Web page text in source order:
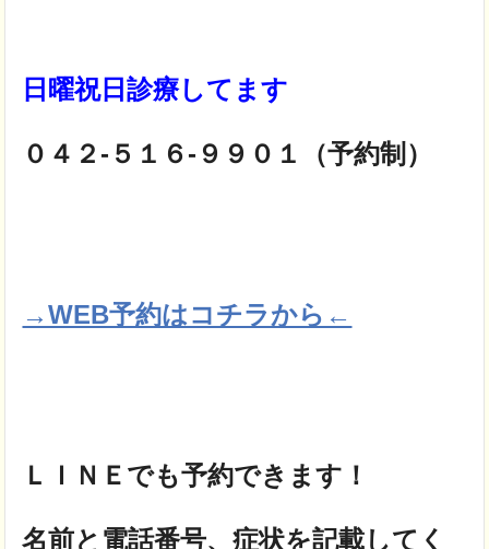
日曜祝日診療してます
０４２-５１６-９９０１（予約制）
→WEB予約はコチラから←
ＬＩＮＥでも予約できます！
名前と電話番号、症状を記載してく